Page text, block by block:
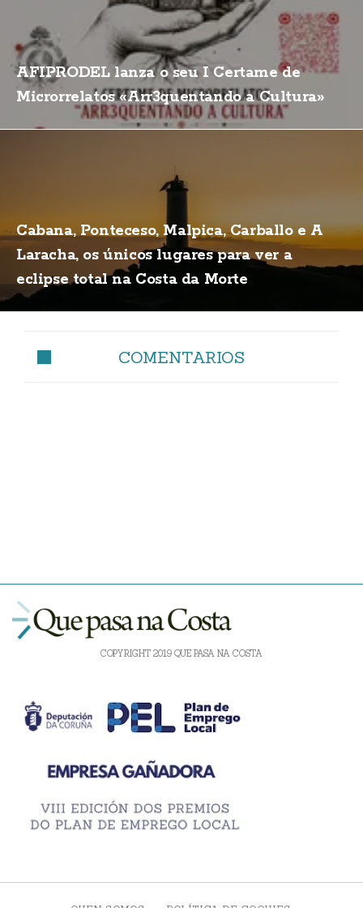
AFIPRODEL lanza o seu I Certame de
Microrrelatos «Arr3quentando a Cultura»
Cabana, Ponteceso, Malpica, Carballo e A
Laracha, os únicos lugares para ver a
eclipse total na Costa da Morte
COMENTARIOS
COPYRIGHT 2019 QUE PASA NA COSTA